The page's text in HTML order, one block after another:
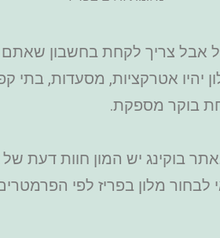
אבל צריך לקחת בחשבון
אטרקציות, מסעדות, בתי
בוקר מספקת.
בוקינג יש המון חוות דעת
לבחור מלון בפריז לפי